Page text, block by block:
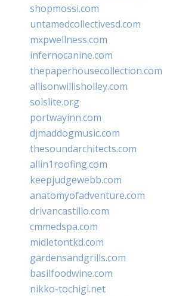
shopmossi.com
untamedcollectivesd.com
mxpwellness.com
infernocanine.com
thepaperhousecollection.com
allisonwillisholley.com
solslite.org
portwayinn.com
djmaddogmusic.com
thesoundarchitects.com
allin1roofing.com
keepjudgewebb.com
anatomyofadventure.com
drivancastillo.com
cmmedspa.com
midletontkd.com
gardensandgrills.com
basilfoodwine.com
nikko-tochigi.net